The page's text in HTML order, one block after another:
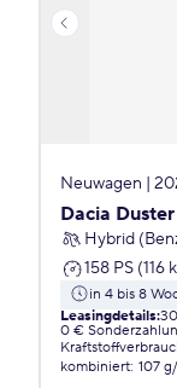
Neuwagen |
Dacia Duster
Hybrid
158 PS (116
in 4 bis 8
Leasingdetails:
0 €
kombiniert: 107